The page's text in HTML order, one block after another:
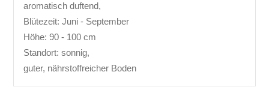
aromatisch duftend,
Blütezeit: Juni - September
Höhe: 90 - 100 cm
Standort: sonnig,
guter, nährstoffreicher Boden